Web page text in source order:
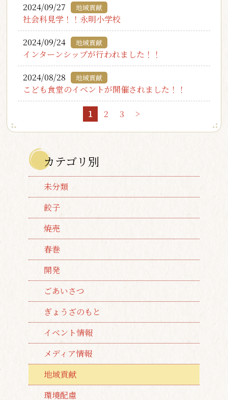
2024/09/27
地域貢献
社会科見学！！永明小学校
2024/09/24
地域貢献
インターンシップが行われました！！
2024/08/28
地域貢献
こども食堂のイベントが開催されました！！
1 2 3 >
カテゴリ別
未分類
餃子
焼売
春巻
開発
ごあいさつ
ぎょうざのもと
イベント情報
メディア情報
地域貢献
環境配慮